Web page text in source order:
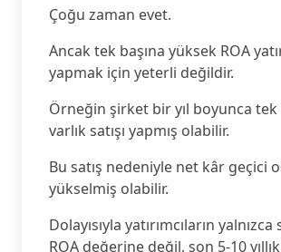
Çoğu zaman evet.
Ancak tek başına yüksek ROA
yapmak için yeterli değildir.
Örneğin şirket bir yıl boyunca
varlık satışı yapmış olabilir.
Bu satış nedeniyle net kâr geçici
yükselmiş olabilir.
Dolayısıyla yatırımcıların yalnızca
ROA değerine değil, son 5-10